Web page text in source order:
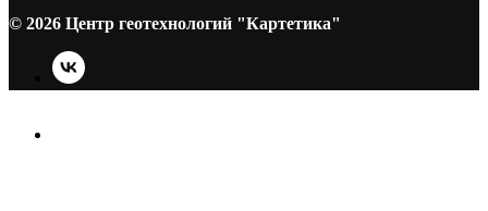
© 2026 Центр геотехнологий "Картетика"